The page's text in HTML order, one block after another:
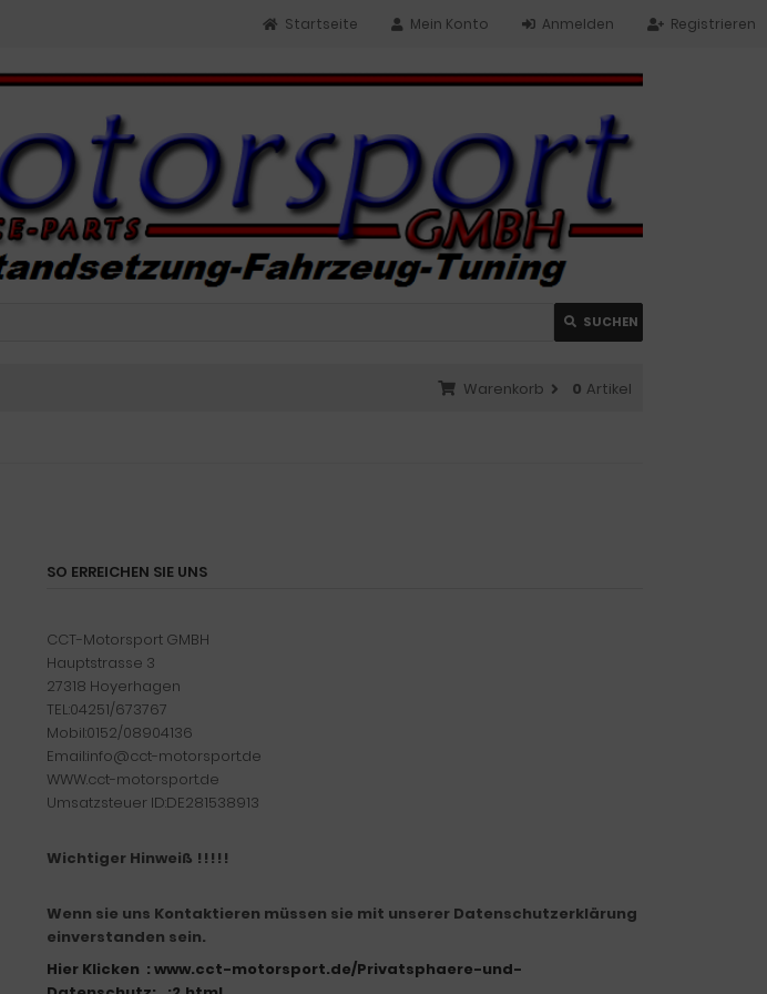
Registrieren
Anmelden
Mein Konto
Startseite
SUCHEN
Warenkorb 0 Artikel
SO ERREICHEN SIE UNS
CCT-Motorsport GMBH
Hauptstrasse 3
27318 Hoyerhagen
TEL:04251/673767
Mobil:0152/08904136
Email:info@cct-motorsport.de
WWW.cct-motorsport.de
Umsatzsteuer ID:DE281538913
Wichtiger Hinweiß !!!!!
Wenn sie uns Kontaktieren müssen sie mit unserer Datenschutzerklärung
einverstanden sein.
Hier Klicken : www.cct-motorsport.de/Privatsphaere-und-